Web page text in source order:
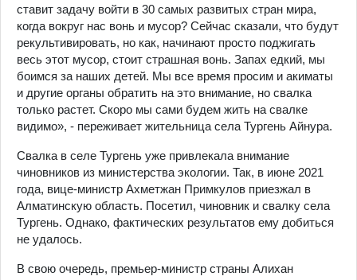
ставит задачу войти в 30 самых развитых стран мира,
когда вокруг нас вонь и мусор? Сейчас сказали, что будут
рекультивировать, но как, начинают просто поджигать
весь этот мусор, стоит страшная вонь. Запах едкий, мы
боимся за наших детей. Мы все время просим и акиматы
и другие органы обратить на это внимание, но свалка
только растет. Скоро мы сами будем жить на свалке
видимо», - переживает жительница села Тургень Айнура.
Свалка в селе Тургень уже привлекала внимание
чиновников из министерства экологии. Так, в июне 2021
года, вице-министр Ахметжан Примкулов приезжал в
Алматинскую область. Посетил, чиновник и свалку села
Тургень. Однако, фактических результатов ему добиться
не удалось.
В свою очередь, премьер-министр страны Алихан